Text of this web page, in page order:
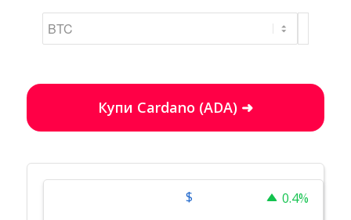
Купи Cardano (ADA) ➜
$ 0.4%